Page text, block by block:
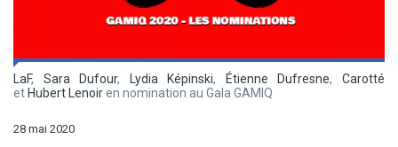
LaF, Sara Dufour, Lydia Képinski, Étienne Dufresne,Carotté
et Hubert Lenoiren nomination au Gala GAMIQ
28 mai 2020